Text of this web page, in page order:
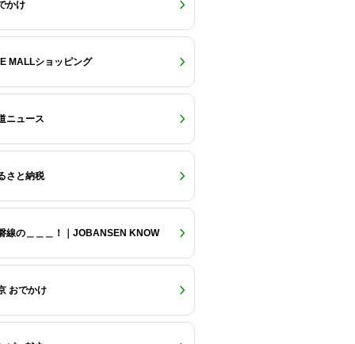
かけ
MALLショッピング
ニュース
さと納税
線の＿＿＿！｜JOBANSEN KNOW
おでかけ